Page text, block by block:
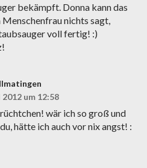
bekämpft. Donna kann das
Menschenfrau nichts sagt,
voll fertig! :)
2012 um 12:58
wär ich so groß und
hätte ich auch vor nix angst! :